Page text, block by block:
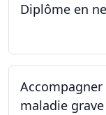
Diplôme en
maladie